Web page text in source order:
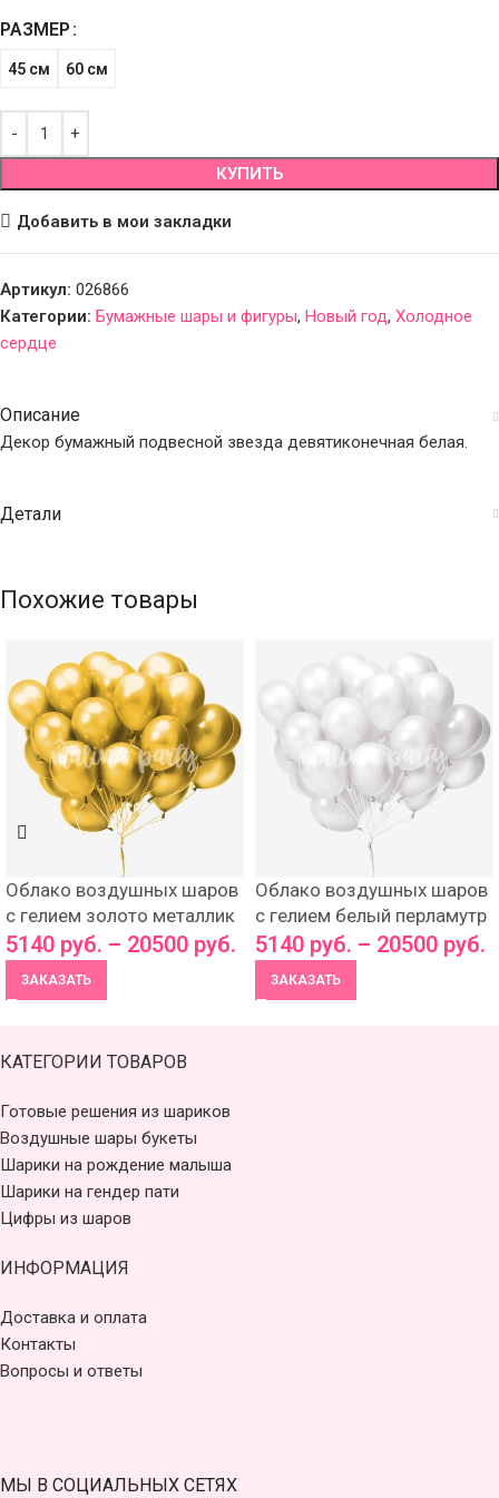
РАЗМЕР
45 см 60 см
КУПИТЬ
Добавить в мои закладки
Артикул: 026866
Категории: Бумажные шары и фигуры, Новый год, Холодное
сердце
Описание
Декор бумажный подвесной звезда девятиконечная белая.
Детали
Похожие товары
Облако воздушных шаров
с гелием золото металлик
5140 руб. – 20500 руб.
ЗАКАЗАТЬ
Облако воздушных шаров
с гелием белый перламутр
5140 руб. – 20500 руб.
ЗАКАЗАТЬ
КАТЕГОРИИ ТОВАРОВ
Готовые решения из шариков
Воздушные шары букеты
Шарики на рождение малыша
Шарики на гендер пати
Цифры из шаров
ИНФОРМАЦИЯ
Доставка и оплата
Контакты
Вопросы и ответы
МЫ В СОЦИАЛЬНЫХ СЕТЯХ